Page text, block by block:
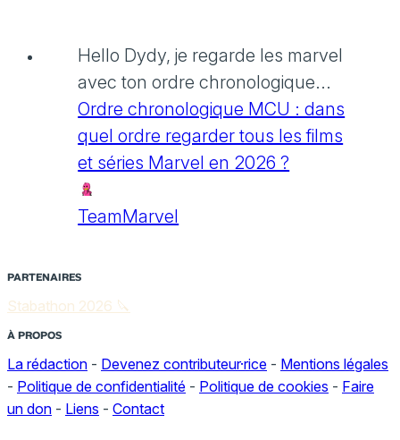
Hello Dydy, je regarde les marvel
avec ton ordre chronologique...
Ordre chronologique MCU : dans
quel ordre regarder tous les films
et séries Marvel en 2026 ?
TeamMarvel
PARTENAIRES
Stabathon 2026 🔪
À PROPOS
La rédaction - Devenez contributeur·rice - Mentions légales
- Politique de confidentialité - Politique de cookies - Faire
un don - Liens - Contact